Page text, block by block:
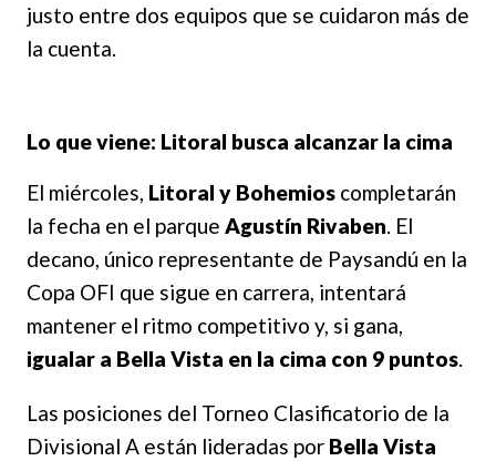
justo entre dos equipos que se cuidaron más de
la cuenta.
Lo que viene: Litoral busca alcanzar la cima
El miércoles, Litoral y Bohemios completarán
la fecha en el parque Agustín Rivaben. El
decano, único representante de Paysandú en la
Copa OFI que sigue en carrera, intentará
mantener el ritmo competitivo y, si gana,
igualar a Bella Vista en la cima con 9 puntos.
Las posiciones del Torneo Clasificatorio de la
Divisional A están lideradas por Bella Vista